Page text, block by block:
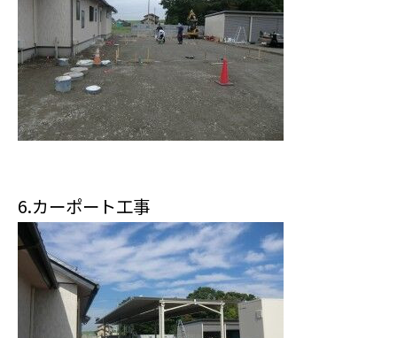
6.カーポート工事